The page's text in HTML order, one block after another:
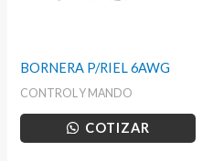
BORNERA P/RIEL 6AWG
CONTROL Y MANDO
COTIZAR